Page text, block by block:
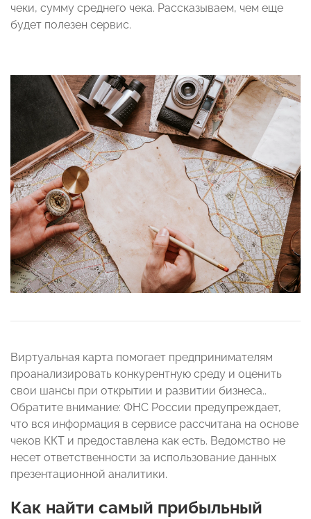
чеки, сумму среднего чека. Рассказываем, чем еще
будет полезен сервис.
Виртуальная карта помогает предпринимателям
проанализировать конкурентную среду и оценить
свои шансы при открытии и развитии бизнеса..
Обратите внимание: ФНС России предупреждает,
что вся информация в сервисе рассчитана на основе
чеков ККТ и предоставлена как есть. Ведомство не
несет ответственности за использование данных
презентационной аналитики.
Как найти самый прибыльный